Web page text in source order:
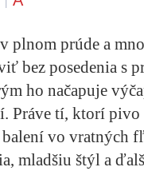
plnom prúde a
bez posedenia s
ho načapuje
Práve tí, ktorí pivo
vo vratných
mladšiu štýl a